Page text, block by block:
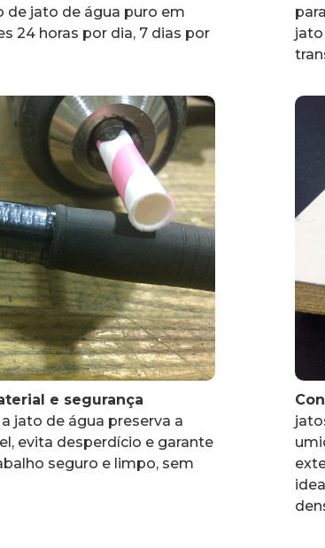
de jato de água puro em
24 horas por dia, 7 dias por
jato
e segurança
jato de água preserva a
evita desperdício e garante
seguro e limpo, sem